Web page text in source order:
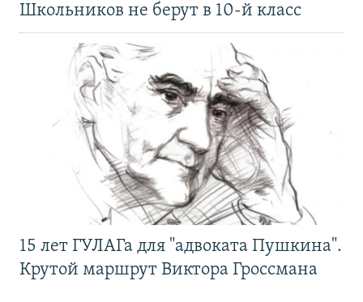
Школьников не берут в 10-й класс
15 лет ГУЛАГа для "адвоката Пушкина".
Крутой маршрут Виктора Гроссмана